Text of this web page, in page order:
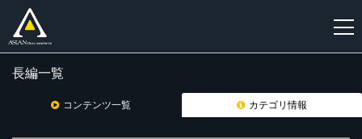
登
長編一覧
コンテンツ一覧 カテゴリ情報